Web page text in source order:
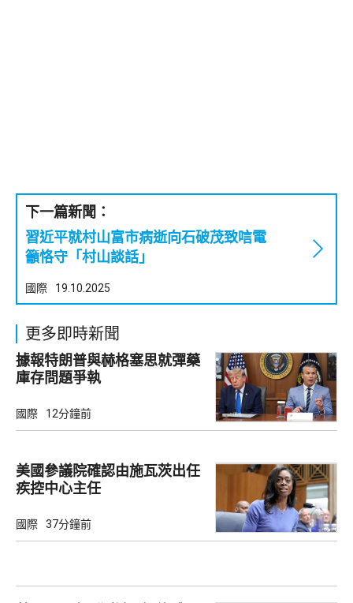
下一篇新聞：
習近平就村山富市病逝向石破茂致唁電
籲恪守「村山談話」
國際 19.10.2025
更多即時新聞
據報特朗普與赫格塞思就彈藥
庫存問題爭執
國際 12分鐘前
美國參議院確認由施瓦茨出任
疾控中心主任
國際 37分鐘前